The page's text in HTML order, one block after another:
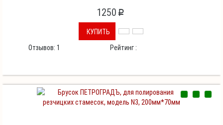
1250 p
КУПИТЬ
Отзывов:1 Рейтинг :